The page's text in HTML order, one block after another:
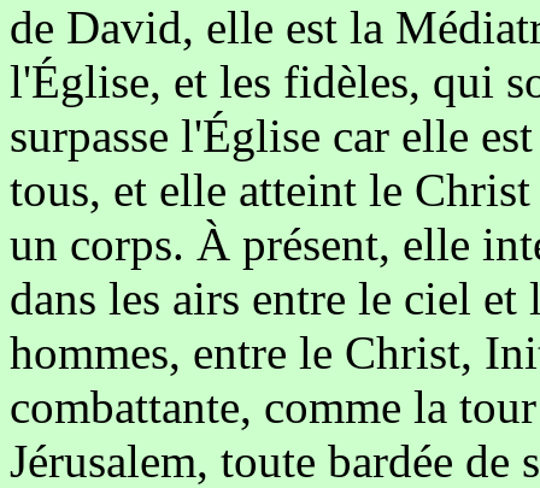
de David, elle est la
l'Église, et les fidèles, qui
surpasse l'Église car elle
tous, et elle atteint le
un corps. À présent, elle
dans les airs entre le ciel
hommes, entre le Christ,
combattante, comme la
Jérusalem, toute bardée de